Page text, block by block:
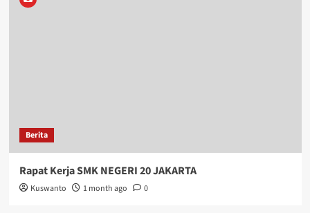
Berita
Rapat Kerja SMK NEGERI 20 JAKARTA
Kuswanto 1 month ago 0